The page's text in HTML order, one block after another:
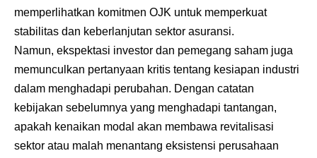
memperlihatkan komitmen OJK untuk memperkuat
stabilitas dan keberlanjutan sektor asuransi.
Namun, ekspektasi investor dan pemegang saham juga
memunculkan pertanyaan kritis tentang kesiapan industri
dalam menghadapi perubahan. Dengan catatan
kebijakan sebelumnya yang menghadapi tantangan,
apakah kenaikan modal akan membawa revitalisasi
sektor atau malah menantang eksistensi perusahaan